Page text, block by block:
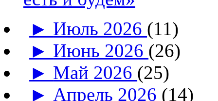
► Июль 2026 (11)
► Июнь 2026 (26)
► Май 2026 (25)
► Апрель 2026 (14)